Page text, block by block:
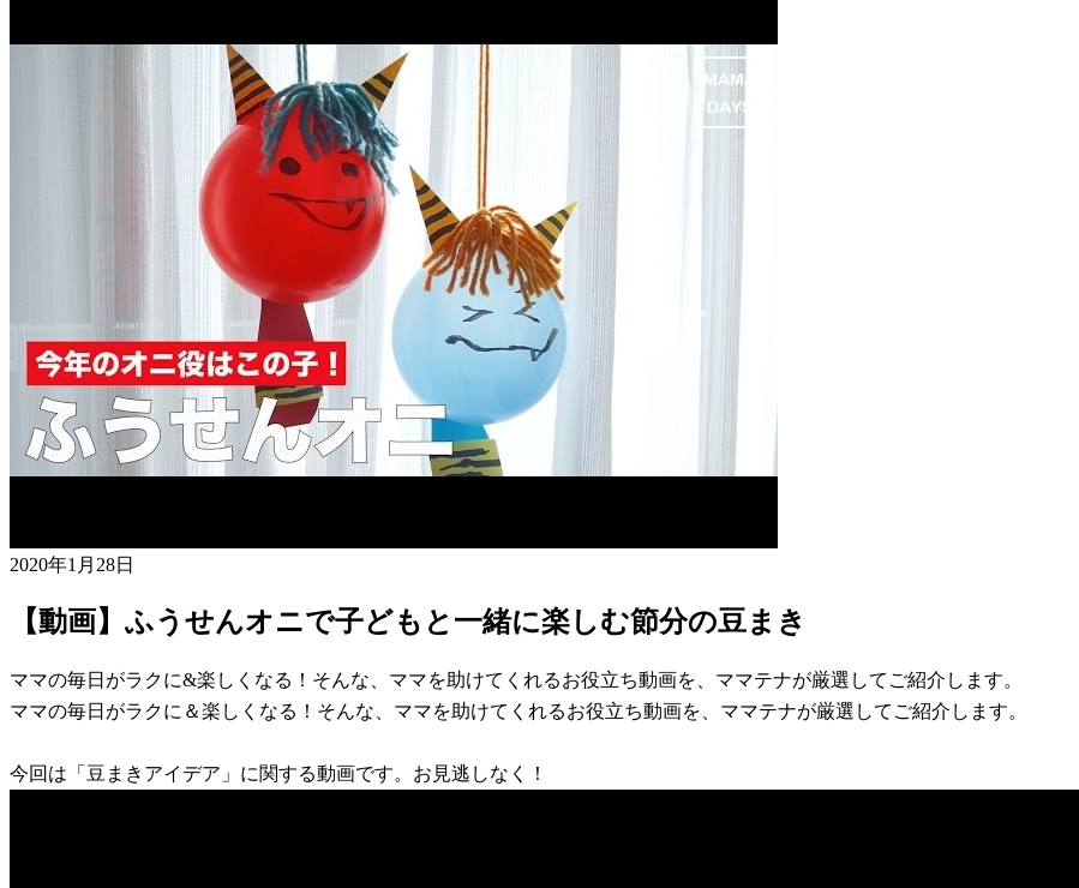
2020年1月28日
【動画】ふうせんオニで子どもと一緒に楽しむ節分の豆まき
ママの毎日がラクに&楽しくなる！そんな、ママを助けてくれるお役立ち動画を、ママテナが厳選してご紹介します。
ママの毎日がラクに＆楽しくなる！そんな、ママを助けてくれるお役立ち動画を、ママテナが厳選してご紹介します。
今回は「豆まきアイデア」に関する動画です。お見逃しなく！